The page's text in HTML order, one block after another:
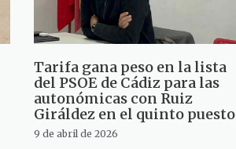
Tarifa gana peso en la lista
del PSOE de Cádiz para las
autonómicas con Ruiz
Giráldez en el quinto puesto
9 de abril de 2026